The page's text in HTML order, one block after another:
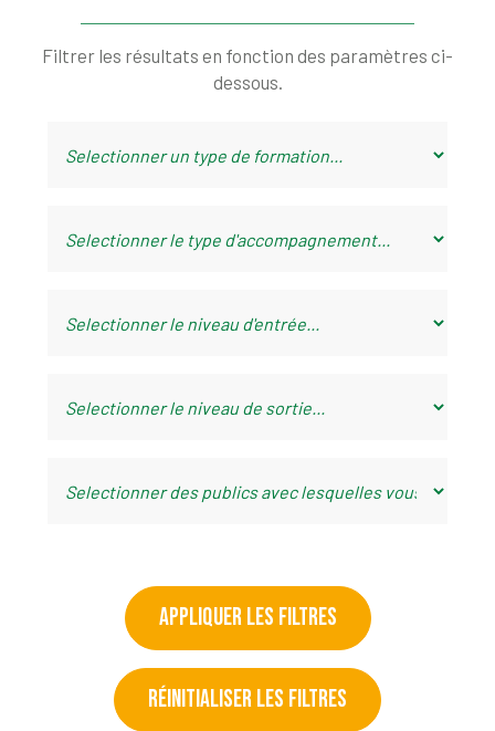
Filtrer les résultats en fonction des paramètres ci-
dessous.
APPLIQUER LES FILTRES
RÉINITIALISER LES FILTRES